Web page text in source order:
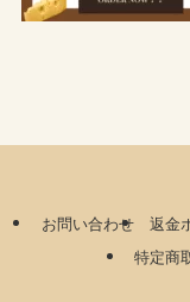
お問い合わせ 返金
特定商